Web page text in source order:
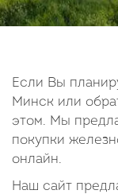
Если Вы
Минск или
этом. Мы
покупки
онлайн.
Наш сайт
14
15